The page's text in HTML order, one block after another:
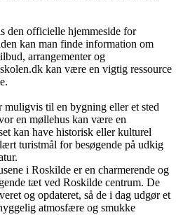
den officielle hjemmeside for
kan man finde information om
arrangementer og
kan være en vigtig ressource
til en bygning eller et sted
en møllehus kan være en
kan have historisk eller kulturel
turistmål for besøgende på udkig
i Roskilde er en charmerende og
tæt ved Roskilde centrum. De
og opdateret, så de i dag udgør et
atmosfære og smukke